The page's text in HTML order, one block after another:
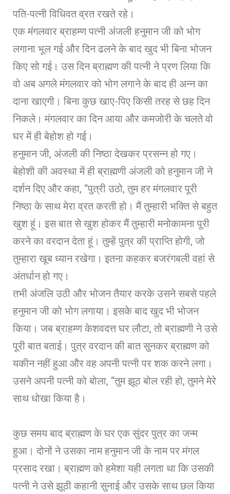
पति-पत्नी विधिवत व्रत रखते रहे।
एक मंगलवार ब्राहम्ण पत्नी अंजली हनुमान जी को भोग
लगाना भूल गई और दिन ढलने के बाद खुद भी बिना भोजन
किए सो गई। उस दिन ब्राह्मण की पत्नी ने प्रण लिया कि
वो अब अगले मंगलवार को भोग लगाने के बाद ही अन्न का
दाना खाएगी। बिना कुछ खाए-पिए किसी तरह से छह दिन
निकले। मंगलवार का दिन आया और कमजोरी के चलते वो
घर में ही बेहोश हो गई।
हनुमान जी, अंजली की निष्ठा देखकर प्रसन्न हो गए।
बेहोशी की अवस्था में ही ब्राह्मणी अंजली को हनुमान जी ने
दर्शन दिए और कहा, “पुत्री उठो, तुम हर मंगलवार पूरी
निष्ठा के साथ मेरा व्रत करती हो। मैं तुम्हारी भक्ति से बहुत
खुश हूं। इस बात से खुश होकर मैं तुम्हारी मनोकामना पूरी
करने का वरदान देता हूं। तुम्हें पुत्र की प्राप्ति होगी, जो
तुम्हारा खूब ध्यान रखेगा। इतना कहकर बजरंगबली वहां से
अंतर्धान हो गए।
तभी अंजलि उठी और भोजन तैयार करके उसने सबसे पहले
हनुमान जी को भोग लगाया। इसके बाद खुद भी भोजन
किया। जब ब्राहम्ण केशवदत्त घर लौटा, तो ब्राह्मणी ने उसे
पूरी बात बताई। पुत्र वरदान की बात सुनकर ब्राह्मण को
यकीन नहीं हुआ और वह अपनी पत्नी पर शक करने लगा।
उसने अपनी पत्नी को बोला, “तुम झूठ बोल रही हो, तुमने मेरे
साथ धोखा किया है।
कुछ समय बाद ब्राह्मण के घर एक सुंदर पुत्र का जन्म
हुआ। दोनों ने उसका नाम हनुमान जी के नाम पर मंगल
प्रसाद रखा। ब्राह्मण को हमेशा यही लगता था कि उसकी
पत्नी ने उसे झूठी कहानी सुनाई और उसके साथ छल किया